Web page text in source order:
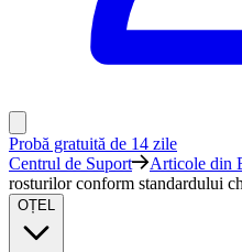
Probă gratuită de 14 zile
Centrul de Suport
Articole din
rosturilor conform standardului
OȚEL